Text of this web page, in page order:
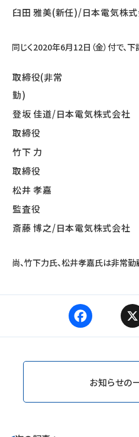
臼田 雅美(新任)/日本電気株
同じく2020年6月12日（金）付で、
取締役(非常
勤)
登坂 佳道/日本電気株式会社
取締役
竹下 力
取締役
松井 孝嘉
監査役
斎藤 博之/日本電気株式会社
尚、竹下力氏、松井孝嘉氏は非常勤
a
e
k
お知らせの